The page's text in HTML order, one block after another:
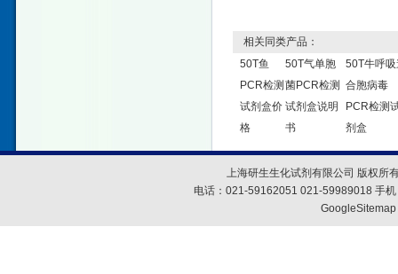
相关同类产品：
50T鱼
PCR检测
试剂盒价
格
50T气单胞
菌PCR检测
试剂盒说明
书
50T牛呼吸
合胞病毒
PCR检测
剂盒
上海研生生化试剂有限公司 版权所
电话：021-59162051 021-59989018 手
GoogleSitemap